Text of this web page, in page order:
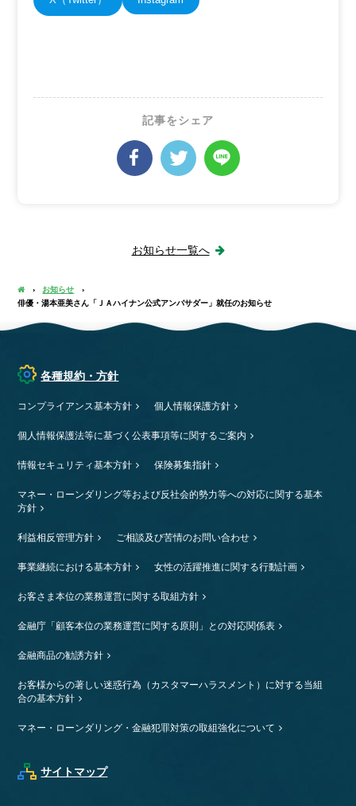
記事をシェア
お知らせ一覧へ
お知らせ
俳優・湯本亜美さん「ＪＡハイナン公式アンバサダー」就任のお知らせ
各種規約・方針
コンプライアンス基本方針 個人情報保護方針
個人情報保護法等に基づく公表事項等に関するご案内
情報セキュリティ基本方針 保険募集指針
マネー・ローンダリング等および反社会的勢力等への対応に関する基本
方針
利益相反管理方針 ご相談及び苦情のお問い合わせ
事業継続における基本方針 女性の活躍推進に関する行動計画
お客さま本位の業務運営に関する取組方針
金融庁「顧客本位の業務運営に関する原則」との対応関係表
金融商品の勧誘方針
お客様からの著しい迷惑行為（カスタマーハラスメント）に対する当組
合の基本方針
マネー・ローンダリング・金融犯罪対策の取組強化について
サイトマップ